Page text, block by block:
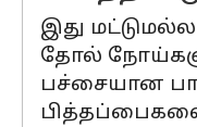
இது
தோல்
பச்சையான